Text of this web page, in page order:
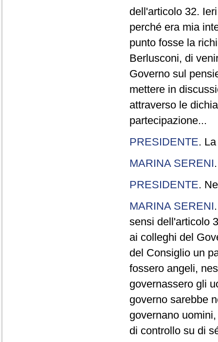
dell'articolo 32.
perché era mia
punto fosse la
Berlusconi, di
Governo sul
mettere in
attraverso le
partecipazione...
PRESIDENTE.
MARINA SERENI
PRESIDENTE.
MARINA SERENI
sensi dell'articolo
ai colleghi del
del Consiglio un
fossero angeli,
governassero gli
governo sarebbe
governano
di controllo su di